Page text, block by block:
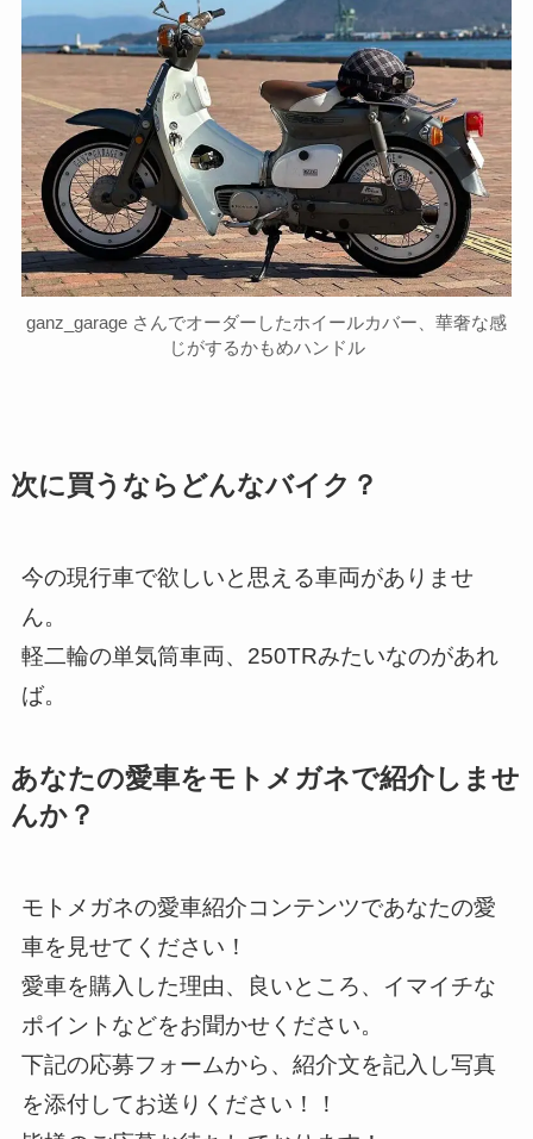
ganz_garage さんでオーダーしたホイールカバー、華奢な感
じがするかもめハンドル
次に買うならどんなバイク？
今の現行車で欲しいと思える車両がありませ
ん。
軽二輪の単気筒車両、250TRみたいなのがあれ
ば。
あなたの愛車をモトメガネで紹介しませ
んか？
モトメガネの愛車紹介コンテンツであなたの愛
車を見せてください！
愛車を購入した理由、良いところ、イマイチな
ポイントなどをお聞かせください。
下記の応募フォームから、紹介文を記入し写真
を添付してお送りください！！